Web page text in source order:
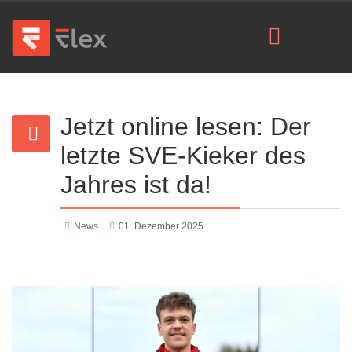
Jetzt online lesen: Der
letzte SVE-Kieker des
Jahres ist da!
News 01. Dezember 2025